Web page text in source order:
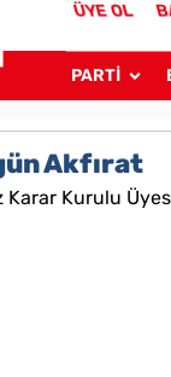
ÜYE OL
PARTİ
Akfırat
Karar Kurulu